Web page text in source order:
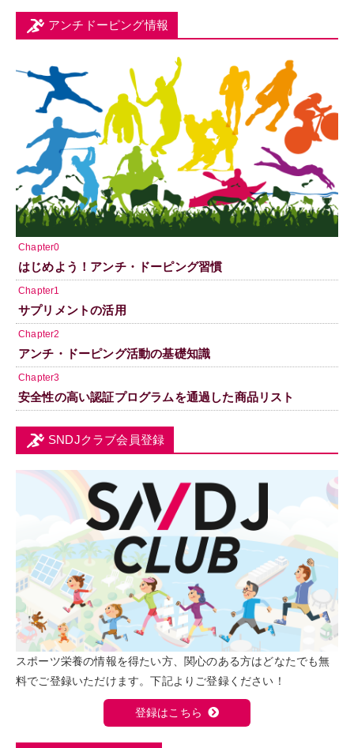
アンチドーピング情報
Chapter0
はじめよう！アンチ・ドーピング習慣
Chapter1
サプリメントの活用
Chapter2
アンチ・ドーピング活動の基礎知識
Chapter3
安全性の高い認証プログラムを通過した商品リスト
SNDJクラブ会員登録
スポーツ栄養の情報を得たい方、関心のある方はどなたでも無
料でご登録いただけます。下記よりご登録ください！
登録はこちら